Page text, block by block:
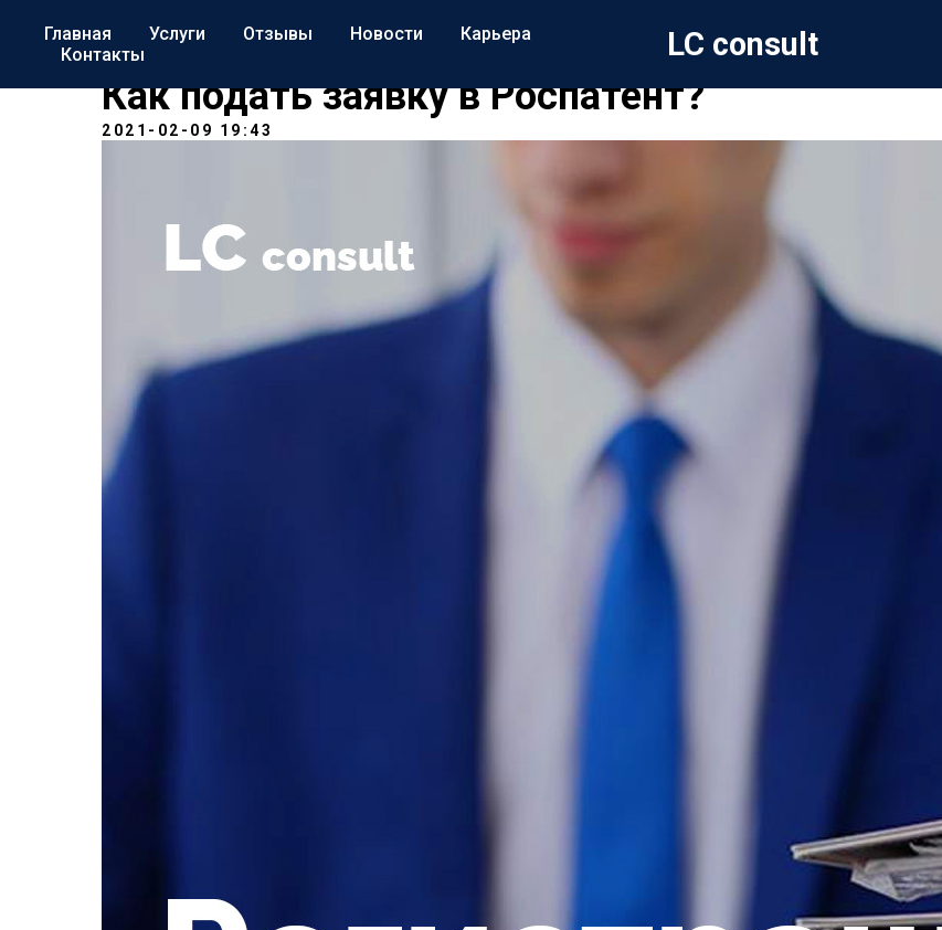
LC consult
Главная Услуги Отзывы Новости
Карьера
Контакты
Как подать заявку в Роспатент?
2021-02-09 19:43